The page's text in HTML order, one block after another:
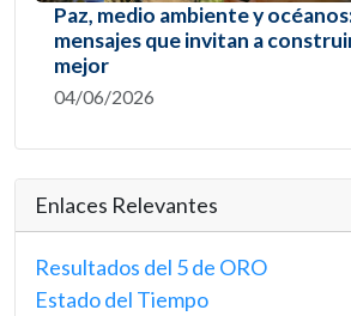
Paz, medio ambiente y
mensajes que invitan a
mejor
04/06/2026
Enlaces Relevantes
Resultados del 5 de ORO
Estado del Tiempo